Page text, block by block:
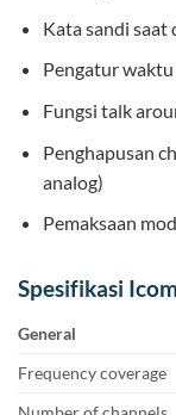
Kata sandi saat
Pengatur waktu
Fungsi talk
Penghapusan
analog)
Pemaksaan
Spesifikasi
General
Frequency coverage